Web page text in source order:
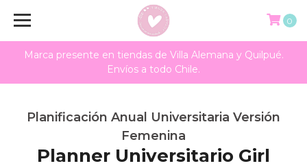
Marca presente en tiendas de Villa Alemana y Quilpué.
Envíos a todo Chile.
0
Planificación Anual Universitaria Versión
Femenina
Planner Universitario Girl